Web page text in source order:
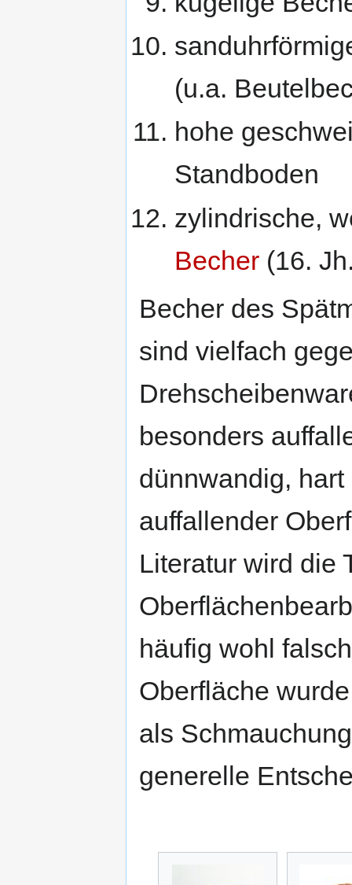
(u.a.
hohe
Standboden
zylindrische,
Becher(16.
Becher des
sind vielfach
besonders
dünnwandig,
auffallender
Literatur wird die
häufig wohl
Oberfläche
als
generelle